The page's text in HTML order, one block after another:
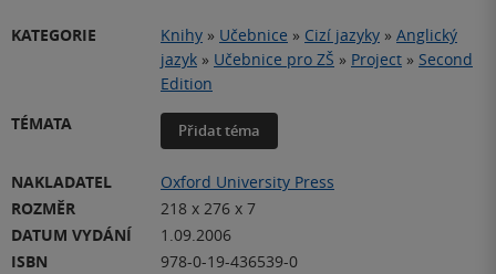
KATEGORIE Knihy » Učebnice » Cizí jazyky » Anglický
jazyk » Učebnice pro ZŠ » Project » Second
Edition
TÉMATA
Přidat téma
NAKLADATEL
Oxford University Press
ROZMĚR
218 x 276 x 7
DATUM VYDÁNÍ
1.09.2006
ISBN
978-0-19-436539-0